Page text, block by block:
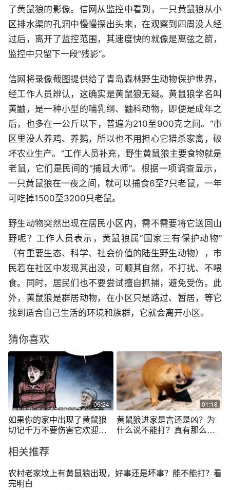
了黄鼠狼的影像。信网从监控中看到，一只黄鼠狼从小
区排水渠的孔洞中慢慢探出头来，在观察到四周没人经
过后，离开了监控范围，其速度快的就像是离弦之箭，
监控中只留下一段“残影”。
信网将录像截图提供给了青岛森林野生动物保护世界，
经工作人员辨认，这确实是黄鼠狼无疑。黄鼠狼学名叫
黄鼬，是一种小型的哺乳纲、鼬科动物，即便是成年之
后，也多在一公斤以下，普遍为210至900克之间。“市
区里没人养鸡、养鹅，所以也不用担心它猎杀家禽，破
坏农业生产。”工作人员补充，野生黄鼠狼主要食物就是
老鼠，它们是民间的“捕鼠大师”。根据一项调查显示，
一只黄鼠狼在一夜之间，就可以捕食6至7只老鼠，一年
可吃掉1500至3200只老鼠。
野生动物突然出现在居民小区内，需不需要将它送回山
野呢？工作人员表示，黄鼠狼属“国家三有保护动物”
（有重要生态、科学、社会价值的陆生野生动物），市
民若在社区中发现其出没，可顺其自然，不打扰、不喂
食。同时，居民们也不要尝试擅自抓捕，避免受伤。此
外，黄鼠狼是群居动物，在小区只是路过、暂居，等它
找到适合自己生活的环境和族群，它就会离开小区。
猜你喜欢
06:24
如果你的家中出现了黄鼠狼
切记千万不要伤害它欢迎收
01:18
黄鼠狼进家是吉还是凶？为
什么说不能打？真有那么邪
相关推荐
农村老家坟上有黄鼠狼出现，好事还是坏事？能不能打？看
完明白